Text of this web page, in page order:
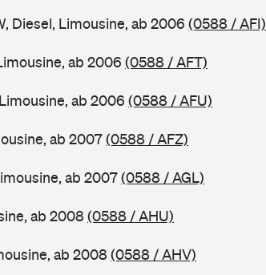
Diesel, Limousine, ab 2006 (0588 / AFI)
ab 2006 (0588 / AFT)
ab 2006 (0588 / AFU)
ab 2007(0588 / AFZ)
ab 2007(0588 / AGL)
ab 2008(0588 / AHU)
ab 2008(0588 / AHV)